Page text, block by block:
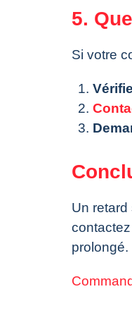
5.
Si votre
Un retard
prolongé.